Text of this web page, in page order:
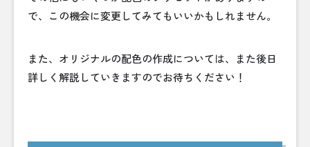
で、この機会に変更してみてもいいかもしれません。
また、オリジナルの配色の作成については、また後日
詳しく解説していきますのでお待ちください！